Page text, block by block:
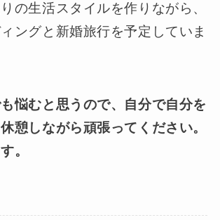
の生活スタイルを作りながら、
ングと新婚旅行を予定していま
悩むと思うので、自分で自分を
憩しながら頑張ってください。
。